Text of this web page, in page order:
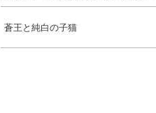
蒼王と純白の子猫